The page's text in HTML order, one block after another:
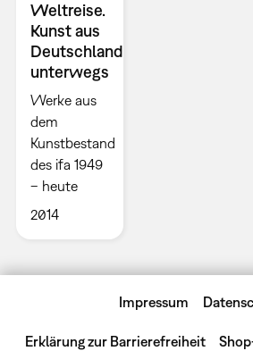
Weltreise.
Kunst aus
Deutschland
unterwegs
Werke aus
dem
Kunstbestand
des ifa 1949
– heute
2014
Impressum
Erklärung zur Barrierefreiheit